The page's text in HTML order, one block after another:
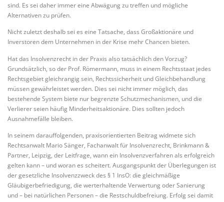
sind. Es sei daher immer eine Abwägung zu treffen und mögliche
Alternativen zu prüfen.
Nicht zuletzt deshalb sei es eine Tatsache, dass Großaktionäre und
Inverstoren dem Unternehmen in der Krise mehr Chancen bieten.
Hat das Insolvenzrecht in der Praxis also tatsächlich den Vorzug?
Grundsätzlich, so der Prof. Römermann, muss in einem Rechtsstaat jedes
Rechtsgebiet gleichrangig sein, Rechtssicherheit und Gleichbehandlung
müssen gewährleistet werden. Dies sei nicht immer möglich, das
bestehende System biete nur begrenzte Schutzmechanismen, und die
Verlierer seien häufig Minderheitsaktionäre. Dies sollten jedoch
Ausnahmefälle bleiben.
In seinem darauffolgenden, praxisorientierten Beitrag widmete sich
Rechtsanwalt Mario Sänger, Fachanwalt für Insolvenzrecht, Brinkmann &
Partner, Leipzig, der Leitfrage, wann ein Insolvenzverfahren als erfolgreich
gelten kann – und woran es scheitert. Ausgangspunkt der Überlegungen ist
der gesetzliche Insolvenzzweck des § 1 InsO: die gleichmäßige
Gläubigerbefriedigung, die werterhaltende Verwertung oder Sanierung
und – bei natürlichen Personen – die Restschuldbefreiung. Erfolg sei damit